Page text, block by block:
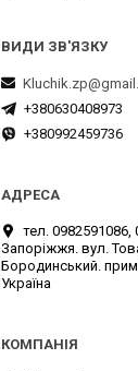
+380630408973
+380992459736
тел. 0982591086,
Запоріжжя. вул.
Бородинський.
Україна